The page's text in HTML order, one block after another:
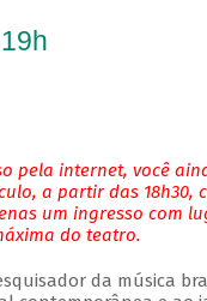
pela internet, você
a partir das
um ingresso com
do teatro.
da música